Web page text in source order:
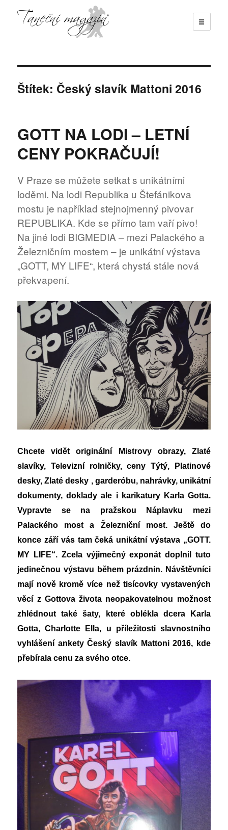
☰
Štítek: Český slavík Mattoni 2016
GOTT NA LODI – LETNÍ
CENY POKRAČUJÍ!
V Praze se můžete setkat s unikátními
loděmi. Na lodi Republika u Štefánikova
mostu je například stejnojmenný pivovar
REPUBLIKA. Kde se přímo tam vaří pivo!
Na jiné lodi BIGMEDIA – mezi Palackého a
Železničním mostem – je unikátní výstava
„GOTT, MY LIFE“, která chystá stále nová
překvapení.
Chcete vidět originální Mistrovy obrazy, Zlaté
slavíky, Televizní rolničky, ceny Týtý, Platinové
desky, Zlaté desky , garderóbu, nahrávky, unikátní
dokumenty, doklady ale i karikatury Karla Gotta.
Vypravte se na pražskou Náplavku mezi
Palackého most a Železniční most. Ještě do
konce září vás tam čeká unikátní výstava „GOTT.
MY LIFE“. Zcela výjimečný exponát doplnil tuto
jedinečnou výstavu během prázdnin. Návštěvníci
mají nově kromě více než tisícovky vystavených
věcí z Gottova života neopakovatelnou možnost
zhlédnout také šaty, které oblékla dcera Karla
Gotta, Charlotte Ella, u příležitosti slavnostního
vyhlášení ankety Český slavík Mattoni 2016, kde
přebírala cenu za svého otce.